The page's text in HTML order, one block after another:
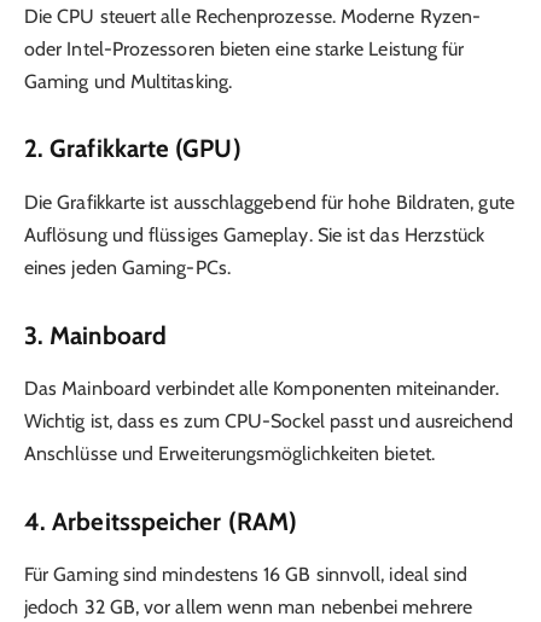
Die CPU steuert alle Rechenprozesse. Moderne Ryzen-
oder Intel-Prozessoren bieten eine starke Leistung für
Gaming und Multitasking.
2. Grafikkarte (GPU)
Die Grafikkarte ist ausschlaggebend für hohe Bildraten, gute
Auflösung und flüssiges Gameplay. Sie ist das Herzstück
eines jeden Gaming-PCs.
3. Mainboard
Das Mainboard verbindet alle Komponenten miteinander.
Wichtig ist, dass es zum CPU-Sockel passt und ausreichend
Anschlüsse und Erweiterungsmöglichkeiten bietet.
4. Arbeitsspeicher (RAM)
Für Gaming sind mindestens 16 GB sinnvoll, ideal sind
jedoch 32 GB, vor allem wenn man nebenbei mehrere